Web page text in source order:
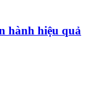
hành hiệu quả